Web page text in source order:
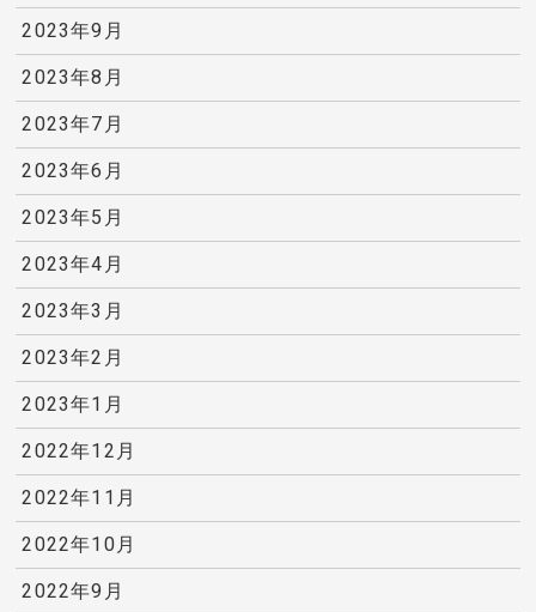
2023年9月
2023年8月
2023年7月
2023年6月
2023年5月
2023年4月
2023年3月
2023年2月
2023年1月
2022年12月
2022年11月
2022年10月
2022年9月